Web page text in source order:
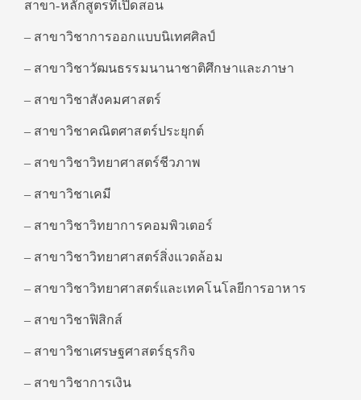
สาขา-หลักสูตรที่เปิดสอน
– สาขาวิชาการออกแบบนิเทศศิลป์
– สาขาวิชาวัฒนธรรมนานาชาติศึกษาและภาษา
– สาขาวิชาสังคมศาสตร์
– สาขาวิชาคณิตศาสตร์ประยุกต์
– สาขาวิชาวิทยาศาสตร์ชีวภาพ
– สาขาวิชาเคมี
– สาขาวิชาวิทยาการคอมพิวเตอร์
– สาขาวิชาวิทยาศาสตร์สิ่งแวดล้อม
– สาขาวิชาวิทยาศาสตร์และเทคโนโลยีการอาหาร
– สาขาวิชาฟิสิกส์
– สาขาวิชาเศรษฐศาสตร์ธุรกิจ
– สาขาวิชาการเงิน